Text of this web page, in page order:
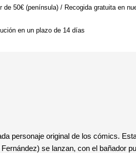
de 50€ (península) / Recogida gratuita en
en un plazo de 14 días
personaje original de los cómics.
se lanzan, con el bañador